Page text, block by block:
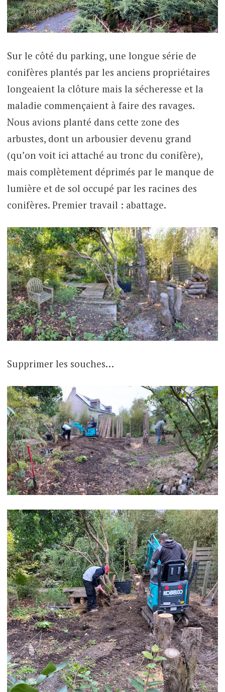
Sur le côté du parking, une longue série de
conifères plantés par les anciens propriétaires
longeaient la clôture mais la sécheresse et la
maladie commençaient à faire des ravages.
Nous avions planté dans cette zone des
arbustes, dont un arbousier devenu grand
(qu’on voit ici attaché au tronc du conifère),
mais complètement déprimés par le manque de
lumière et de sol occupé par les racines des
conifères. Premier travail : abattage.
Supprimer les souches…